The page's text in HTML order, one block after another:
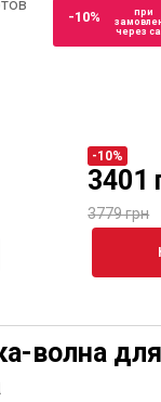
-10%
при
через
-10%
3401
3779 грн
волна